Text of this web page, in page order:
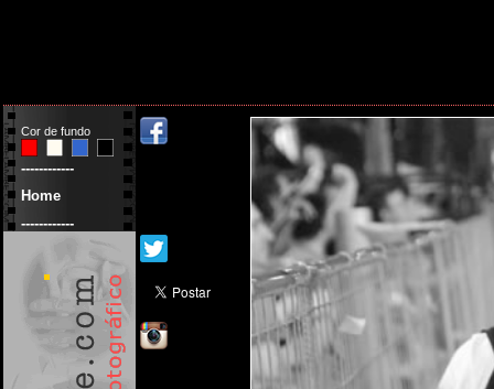
Cor de fundo
------------
Home
------------